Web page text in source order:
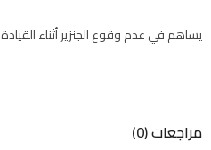
يساهم في عدم وقوع الجنزير أثناء القيادة
مراجعات (0)